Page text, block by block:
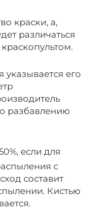
краски, а,
различаться
его
разбавлению
если для
с
составит
Кистью